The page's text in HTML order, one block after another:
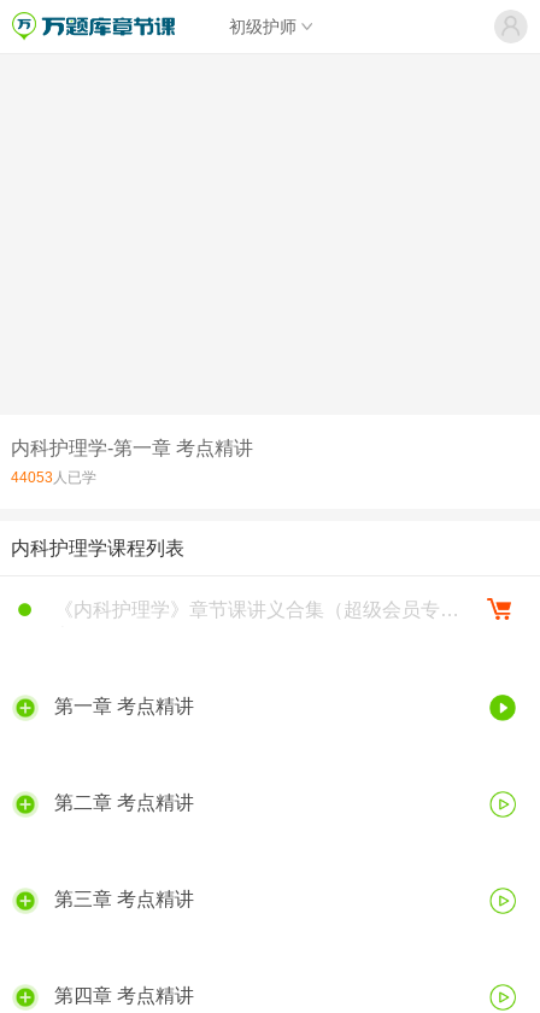
初级护师
内科护理学-第一章 考点精讲
44053人已学
内科护理学课程列表
《内科护理学》章节课讲义合集（超级会员专
第一章 考点精讲
第二章 考点精讲
第三章 考点精讲
第四章 考点精讲